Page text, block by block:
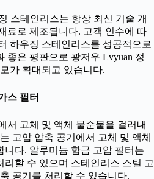
스테인리스는 항상 최신 기술 개
료로 제조됩니다. 고객 인수에 따
하우징 스테인리스를 성공적으로
좋은 평판으로 광저우 Lvyuan 정
가 확대되고 있습니다.
스 필터
서 고체 및 액체 불순물을 걸러내
고압 압축 공기에서 고체 및 액체
니다. 알루미늄 합금 고압 필터는
리할 수 있으며 스테인리스 스틸 고
공기를 처리할 수 있습니다.